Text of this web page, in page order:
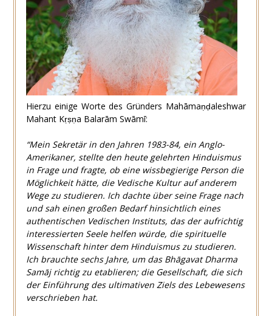
Hierzu einige Worte des Gründers Mahāmaṇḍaleshwar
Mahant Kṛṣṇa Balarām Swāmī:
“Mein Sekretär in den Jahren 1983-84, ein Anglo-
Amerikaner, stellte den heute gelehrten Hinduismus
in Frage und fragte, ob eine wissbegierige Person die
Möglichkeit hätte, die Vedische Kultur auf anderem
Wege zu studieren. Ich dachte über seine Frage nach
und sah einen großen Bedarf hinsichtlich eines
authentischen Vedischen Instituts, das der aufrichtig
interessierten Seele helfen würde, die spirituelle
Wissenschaft hinter dem Hinduismus zu studieren.
Ich brauchte sechs Jahre, um das Bhāgavat Dharma
Samāj richtig zu etablieren; die Gesellschaft, die sich
der Einführung des ultimativen Ziels des Lebewesens
verschrieben hat.